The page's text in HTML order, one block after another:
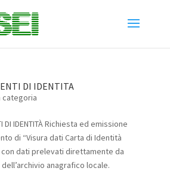
DI IDENTITA
categoria
DI IDENTITÀ Richiesta ed emissione
di “Visura dati Carta di Identità
dati prelevati direttamente da
dell’archivio anagrafico locale.